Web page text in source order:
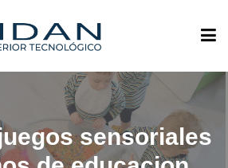
sensoriales